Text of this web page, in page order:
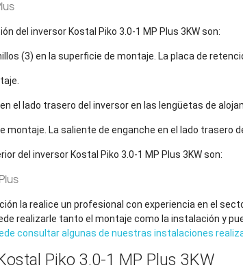
del inversor Kostal Piko 3.0-1 MP Plus 3KW son:
(3) en la superficie de montaje. La placa de
el lado trasero del inversor en las lengüetas de
montaje. La saliente de enganche en el lado trasero
del inversor Kostal Piko 3.0-1 MP Plus 3KW son:
la realice un profesional con experiencia en el
realizarle tanto el montaje como la instalación y
consultar algunas de nuestras instalaciones
Piko 3.0-1 MP Plus 3KW